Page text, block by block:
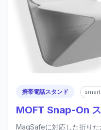
携帯電話スタンド
MOFT Snap-On
MagSafeに対応した折り